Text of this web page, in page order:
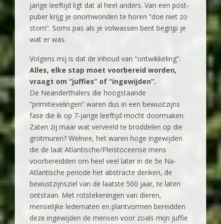
jarige leeftijd ligt dat al heel anders. Van een post-
puber krijg je onomwonden te horen “doe niet zo
stom”. Soms pas als je volwassen bent begrijp je
wat er was.
Volgens mij is dat de inhoud van “ontwikkeling”.
Alles, elke stap moet voorbereid worden,
vraagt om “juffies” of “ingewijden”.
De Neanderthalers die hoogstaande
“primitievelingen” waren dus in een bewustzijns
fase die ik op 7-jarige leeftijd mocht doormaken.
Zaten zij maar wat verveeld te broddelen op die
grotmuren? Welnee, het waren hoge ingewijden
die de laat Atlantische/Pleistoceense mens
voorbereidden om heel veel later in de 5e Na-
Atlantische periode het abstracte denken, de
bewustzijnsziel van de laatste 500 jaar, te laten
ontstaan. Met rotstekeningen van dieren,
menselijke ledematen en plantvormen bereidden
deze ingewijden de mensen voor zoals mijn juffie